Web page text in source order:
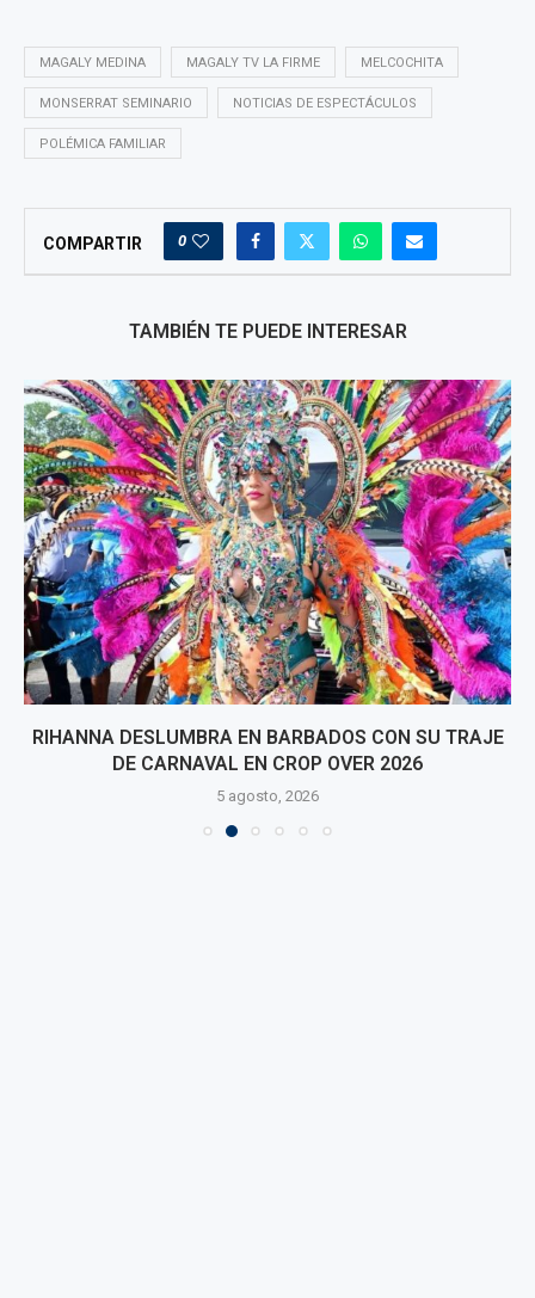
MAGALY MEDINA MAGALY TV LA FIRME MELCOCHITA
MONSERRAT SEMINARIO NOTICIAS DE ESPECTÁCULOS
POLÉMICA FAMILIAR
COMPARTIR 0
TAMBIÉN TE PUEDE INTERESAR
RIHANNA DESLUMBRA EN BARBADOS CON SU TRAJE
DE CARNAVAL EN CROP OVER 2026
5 agosto, 2026